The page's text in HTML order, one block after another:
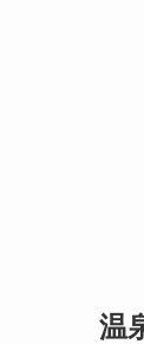
温